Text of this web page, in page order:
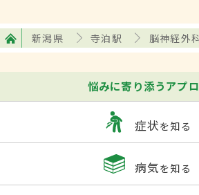
新潟県 寺泊駅 脳神経外
悩みに寄り添うアプ
症状を知る
病気を知る